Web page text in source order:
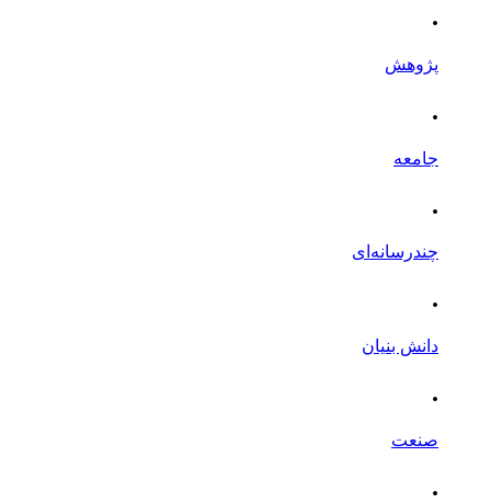
.
پژوهش
.
جامعه
.
چندرسانه‌ای
.
دانش بنیان
.
صنعت
.